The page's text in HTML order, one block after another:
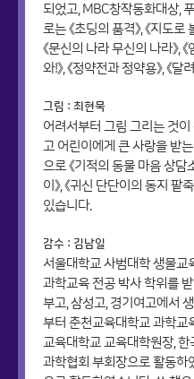
되었고, MBC창작동화대상,
로는 《초딩의 품격》, 《지도
《문신의 나라 무신의 나라》,
와!》, 《정약전과 정약용》, 《
그림 : 최현묵
어려서부터 그림 그리는 것
고 어린이에게 큰 사랑을 받
으로 《기적의 동물 마음 상담
이》, 《귀신 단단이의 동지 팥
있습니다.
감수 : 김남일
서울대학교 사범대학 생물교
과학교육 전공 박사 학위를
부고, 삼성고, 경기여고에서
부터 춘천교육대학교 과학교
교육대학교 교육대학원장,
과학협회 부회장으로 활동하